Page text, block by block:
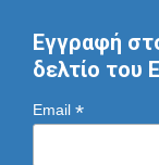
Εγγραφή
δελτίο του
Email *